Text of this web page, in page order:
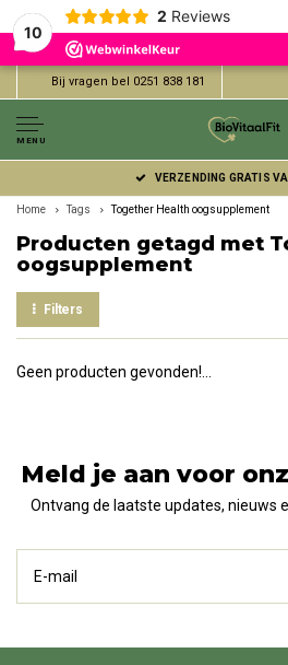
10
2 Reviews
Bij vragen bel 0251 838 181
MENU
VERZENDING GRATIS
Home Tags Together Health oogsupplement
Producten getagd met
oogsupplement
Filters
Geen producten gevonden!...
Meld je aan voor
Ontvang de laatste updates, nieuws